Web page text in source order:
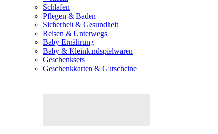
Schlafen
Pflegen & Baden
Sicherheit & Gesundheit
Reisen & Unterwegs
Baby Ernährung
Baby & Kleinkindspielwaren
Geschenksets
Geschenkkarten & Gutscheine